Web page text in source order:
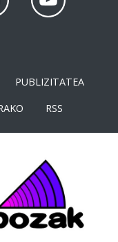
PUBLIZITATEA
RSS